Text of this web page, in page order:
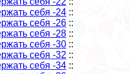
себя -24 ::
себя -26 ::
себя -28 ::
себя -30 ::
себя -32 ::
себя -34 ::